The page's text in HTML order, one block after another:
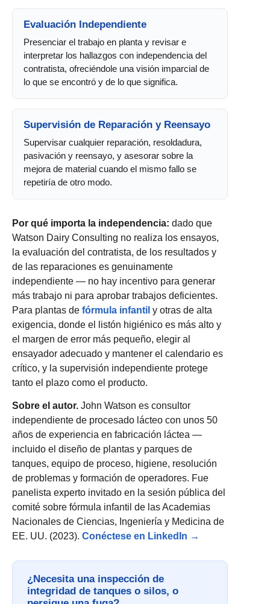
Evaluación Independiente
Presenciar el trabajo en planta y revisar e
interpretar los hallazgos con independencia del
contratista, ofreciéndole una visión imparcial de
lo que se encontró y de lo que significa.
Supervisión de Reparación y Reensayo
Supervisar cualquier reparación, resoldadura,
pasivación y reensayo, y asesorar sobre la
mejora de material cuando el mismo fallo se
repetiría de otro modo.
Por qué importa la independencia: dado que
Watson Dairy Consulting no realiza los ensayos,
la evaluación del contratista, de los resultados y
de las reparaciones es genuinamente
independiente — no hay incentivo para generar
más trabajo ni para aprobar trabajos deficientes.
Para plantas de fórmula infantil y otras de alta
exigencia, donde el listón higiénico es más alto y
el margen de error más pequeño, elegir al
ensayador adecuado y mantener el calendario es
crítico, y la supervisión independiente protege
tanto el plazo como el producto.
Sobre el autor. John Watson es consultor
independiente de procesado lácteo con unos 50
años de experiencia en fabricación láctea —
incluido el diseño de plantas y parques de
tanques, equipo de proceso, higiene, resolución
de problemas y formación de operadores. Fue
panelista experto invitado en la sesión pública del
comité sobre fórmula infantil de las Academias
Nacionales de Ciencias, Ingeniería y Medicina de
EE. UU. (2023). Conéctese en LinkedIn →
¿Necesita una inspección de
integridad de tanques o silos, o